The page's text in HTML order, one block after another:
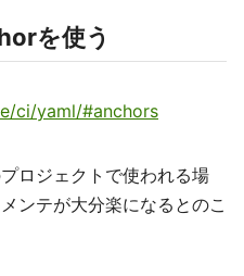
を使う
ci/yaml/#anchors
ロジェクトで使われる場
ンテが大分楽になるとのこ